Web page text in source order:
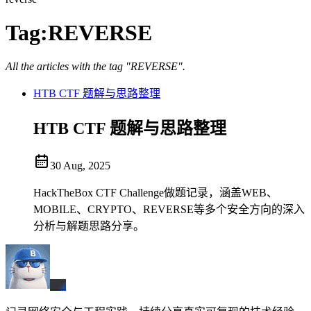
Tag:REVERSE
All the articles with the tag "REVERSE".
HTB CTF 题解与思路整理
HTB CTF 题解与思路整理
30 Aug, 2025
HackTheBox CTF Challenge做题记录，涵盖WEB、
MOBILE、CRYPTO、REVERSE等多个安全方向的深入
分析与解题思路分享。
BX